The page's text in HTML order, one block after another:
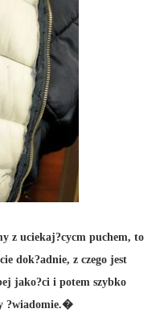
z uciekaj?cycm puchem, to
dok?adnie, z czego jest
jako?ci i potem szybko
?wiadomie.�